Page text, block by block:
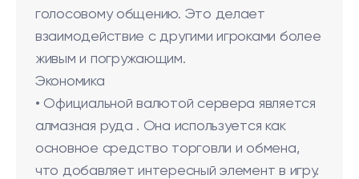
голосовому общению. Это делает
взаимодействие с другими игроками более
живым и погружающим.
Экономика
• Официальной валютой сервера является
алмазная руда . Она используется как
основное средство торговли и обмена,
что добавляет интересный элемент в игру.